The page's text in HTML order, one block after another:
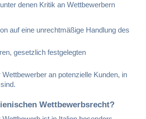
denen Kritik an Wettbewerbern
auf eine unrechtmäßige Handlung des
gesetzlich festgelegten
an potenzielle Kunden, in
Wettbewerbsrecht?